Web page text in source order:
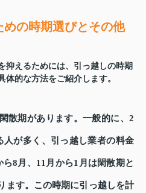
の時期選びとその他
抑えるためには、引っ越しの時期
的な方法をご紹介します。
散期があります。一般的に、2
人が多く、引っ越し業者の料金
8月、11月から1月は閑散期と
ます。この時期に引っ越しを計